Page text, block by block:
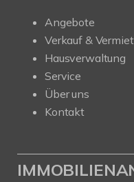
Angebote
Verkauf &
Hausverwaltung
Service
Über uns
Kontakt